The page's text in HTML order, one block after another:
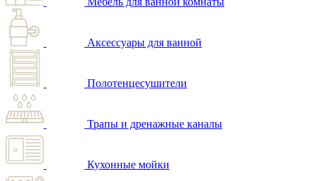
Аксессуары для ванной
Полотенцесушители
Трапы и дренажные каналы
Кухонные мойки